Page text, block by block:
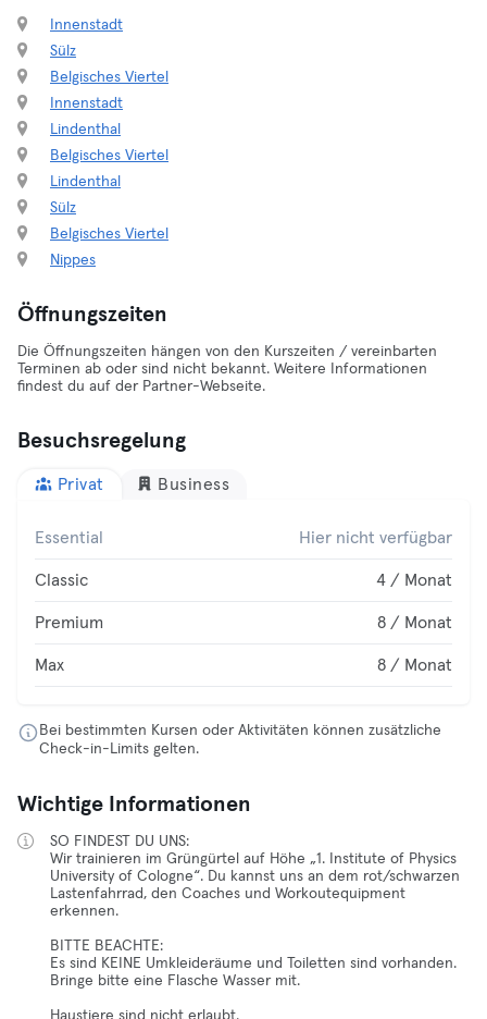
Innenstadt
Sülz
Belgisches Viertel
Innenstadt
Lindenthal
Belgisches Viertel
Lindenthal
Sülz
Belgisches Viertel
Nippes
Öffnungszeiten
Die Öffnungszeiten hängen von den Kurszeiten / vereinbarten
Terminen ab oder sind nicht bekannt. Weitere Informationen
findest du auf der Partner-Webseite.
Besuchsregelung
Privat Business
Essential Hier nicht verfügbar
Classic 4 / Monat
Premium 8 / Monat
Max 8 / Monat
Bei bestimmten Kursen oder Aktivitäten können zusätzliche
Check-in-Limits gelten.
Wichtige Informationen
SO FINDEST DU UNS:
Wir trainieren im Grüngürtel auf Höhe „1. Institute of Physics
University of Cologne“. Du kannst uns an dem rot/schwarzen
Lastenfahrrad, den Coaches und Workoutequipment
erkennen.
BITTE BEACHTE:
Es sind KEINE Umkleideräume und Toiletten sind vorhanden.
Bringe bitte eine Flasche Wasser mit.
Haustiere sind nicht erlaubt.